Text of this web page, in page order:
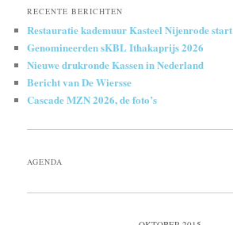
RECENTE BERICHTEN
Restauratie kademuur Kasteel Nijenrode start
Genomineerden sKBL Ithakaprijs 2026
Nieuwe drukronde Kassen in Nederland
Bericht van De Wiersse
Cascade MZN 2026, de foto’s
AGENDA